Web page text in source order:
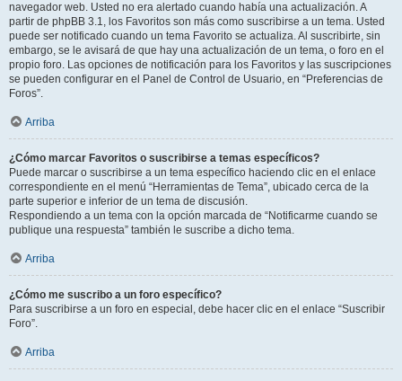
navegador web. Usted no era alertado cuando había una actualización. A
partir de phpBB 3.1, los Favoritos son más como suscribirse a un tema. Usted
puede ser notificado cuando un tema Favorito se actualiza. Al suscribirte, sin
embargo, se le avisará de que hay una actualización de un tema, o foro en el
propio foro. Las opciones de notificación para los Favoritos y las suscripciones
se pueden configurar en el Panel de Control de Usuario, en “Preferencias de
Foros”.
Arriba
¿Cómo marcar Favoritos o suscribirse a temas específicos?
Puede marcar o suscribirse a un tema específico haciendo clic en el enlace
correspondiente en el menú “Herramientas de Tema”, ubicado cerca de la
parte superior e inferior de un tema de discusión.
Respondiendo a un tema con la opción marcada de “Notificarme cuando se
publique una respuesta” también le suscribe a dicho tema.
Arriba
¿Cómo me suscribo a un foro específico?
Para suscribirse a un foro en especial, debe hacer clic en el enlace “Suscribir
Foro”.
Arriba